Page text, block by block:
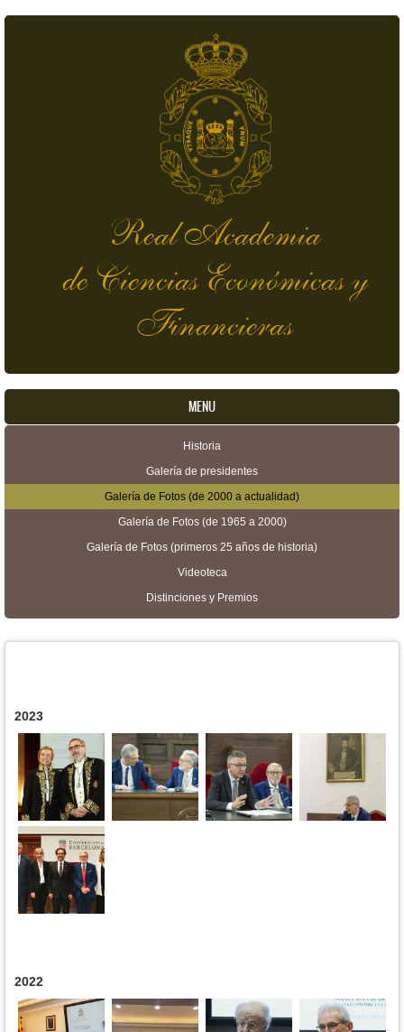
Real Academia
de Ciencias Económicas y
Financieras
MENU
Historia
Galería de presidentes
Galería de Fotos (de 2000 a actualidad)
Galería de Fotos (de 1965 a 2000)
Galería de Fotos (primeros 25 años de historia)
Videoteca
Distinciones y Premios
2023
2022